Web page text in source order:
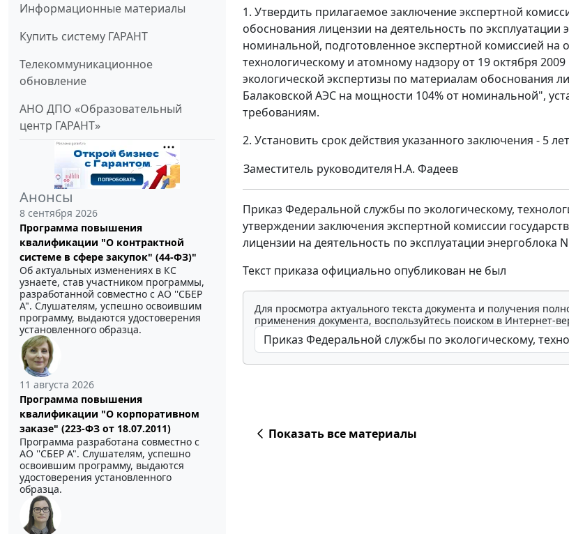
Информационные материалы
Купить систему ГАРАНТ
Телекоммуникационное
обновление
АНО ДПО «Образовательный
центр ГАРАНТ»
Анонсы
8 сентября 2026
Программа повышения
квалификации "О контрактной
системе в сфере закупок" (44-ФЗ)"
Об актуальных изменениях в КС
узнаете, став участником программы,
разработанной совместно с АО ''СБЕР
А". Слушателям, успешно освоившим
программу, выдаются удостоверения
установленного образца.
11 августа 2026
Программа повышения
квалификации "О корпоративном
заказе" (223-ФЗ от 18.07.2011)
Программа разработана совместно с
АО ''СБЕР А". Слушателям, успешно
освоившим программу, выдаются
удостоверения установленного
образца.
1. Утвердить прилагаемое заключение экспертной
обоснования лицензии на деятельность по
номинальной, подготовленное экспертной комиссией
технологическому и атомному надзору от 19 октября
экологической экспертизы по материалам обоснования
Балаковской АЭС на мощности 104% от номинальной",
требованиям.
2. Установить срок действия указанного заключения - 5
Заместитель руководителяН.А. Фадеев
Приказ Федеральной службы по экологическому,
утверждении заключения экспертной комиссии
лицензии на деятельность по эксплуатации
Текст приказа официально опубликован не был
Для просмотра актуального текста документа и получения
применения документа, воспользуйтесь поиском в Интернет-
Показать все материалы